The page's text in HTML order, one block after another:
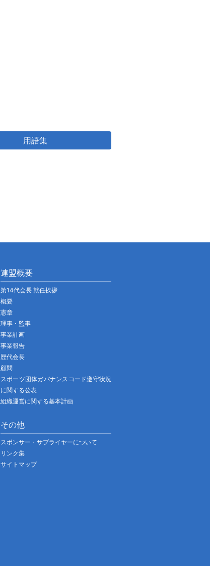
用語集
連盟概要
第14代会長 就任挨拶
概要
憲章
理事・監事
事業計画
事業報告
歴代会長
顧問
スポーツ団体ガバナンスコード遵守状況
に関する公表
組織運営に関する基本計画
その他
スポンサー・サプライヤーについて
リンク集
サイトマップ